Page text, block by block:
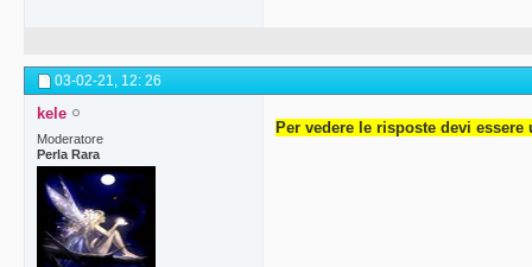
03-02-21, 12: 26
kele
Moderatore
Perla Rara
Per vedere le risposte devi essere